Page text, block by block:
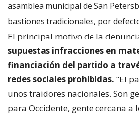
asamblea municipal de San
bastiones tradicionales, por
El principal motivo de la
supuestas infracciones en
financiación del partido a
redes sociales prohibidas. “El
unos traidores nacionales. Son
para Occidente, gente cercana a